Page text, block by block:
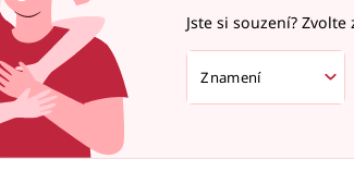
Jste si souzení?